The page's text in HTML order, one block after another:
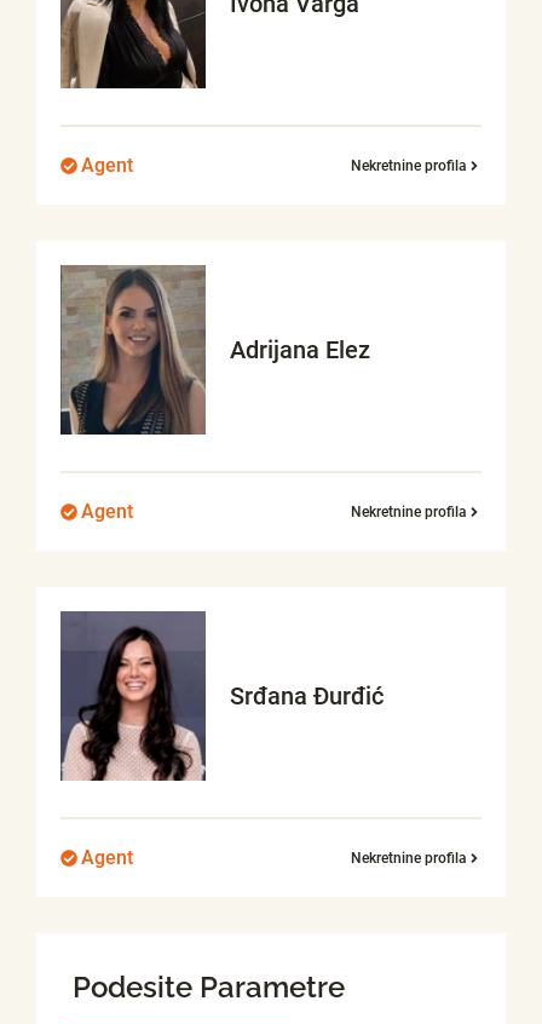
Agent Nekretnine profila
Adrijana Elez
Agent Nekretnine profila
Srđana Đurđić
Agent Nekretnine profila
Podesite Parametre